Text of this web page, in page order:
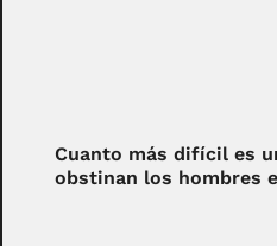
Cuanto más difícil es
obstinan los hombres